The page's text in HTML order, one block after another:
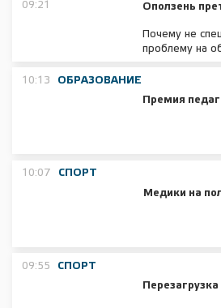
09:21 Оползень
Почему не
проблему на
10:13 ОБРАЗОВАНИЕ
Премия
10:07 СПОРТ
Медики на
09:55 СПОРТ